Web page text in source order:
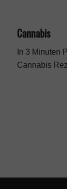
Cannabis
In 3 Minuten
Cannabis